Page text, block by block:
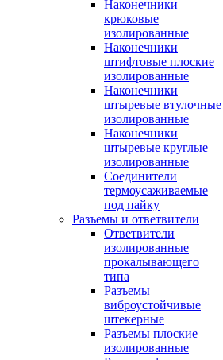
Наконечники
крюковые
изолированные
Наконечники
штифтовые плоские
изолированные
Наконечники
штыревые втулочные
изолированные
Наконечники
штыревые круглые
изолированные
Соединители
термоусаживаемые
под пайку
Разъемы и ответвители
Ответвители
изолированные
прокалывающего
типа
Разъемы
виброустойчивые
штекерные
Разъемы плоские
изолированные